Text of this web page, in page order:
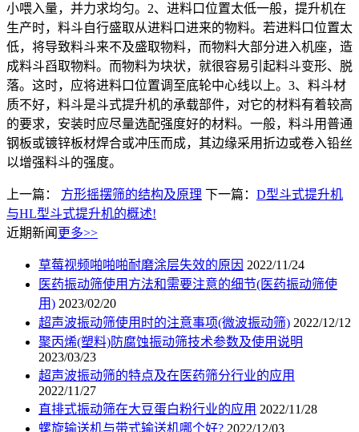
小喂入量，并力求均匀。2、进料口位置太低一般，提升机在
生产时，料斗自行盛取从进料口进来的物料。若进料口位置太
低，将导致料斗来不及盛取物料，而物料大部分进入机座，造
成料斗舀取物料。而物料为块状，就很容易引起料斗变形、脱
落。这时，应将进料口位置调至底轮中心线以上。3、料斗材
质不好，料斗是斗式提升机的承载部件，对它的材料有着较高
的要求，安装时应尽量选配强度好的材料。一般，料斗用普通
钢板或镀锌板材焊合或冲压而成，其边缘采用折边或卷入铅丝
以增强料斗的强度。
上一篇： 方形摇摆筛的结构及原理 下一篇： D型斗式提升机
与HL型斗式提升机的概述!
近期新闻 更多>>
草莓视频啪啪啪耐磨涂层失效的原因 2022/11/24
医药振动筛使用方法和需要注意的细节(医药振动筛使
用) 2023/02/20
超声波振动筛使用时的注意事项(微波振动筛) 2022/12/12
聚丙烯(塑料)防腐蚀振动筛技术参数及使用说明
2023/03/23
超声波振动筛的特点及在医药筛分行业的应用
2022/11/27
直排式振动筛在大豆蛋白粉行业的应用 2022/11/28
螺旋输送机与带式输送机哪个好? 2022/12/03